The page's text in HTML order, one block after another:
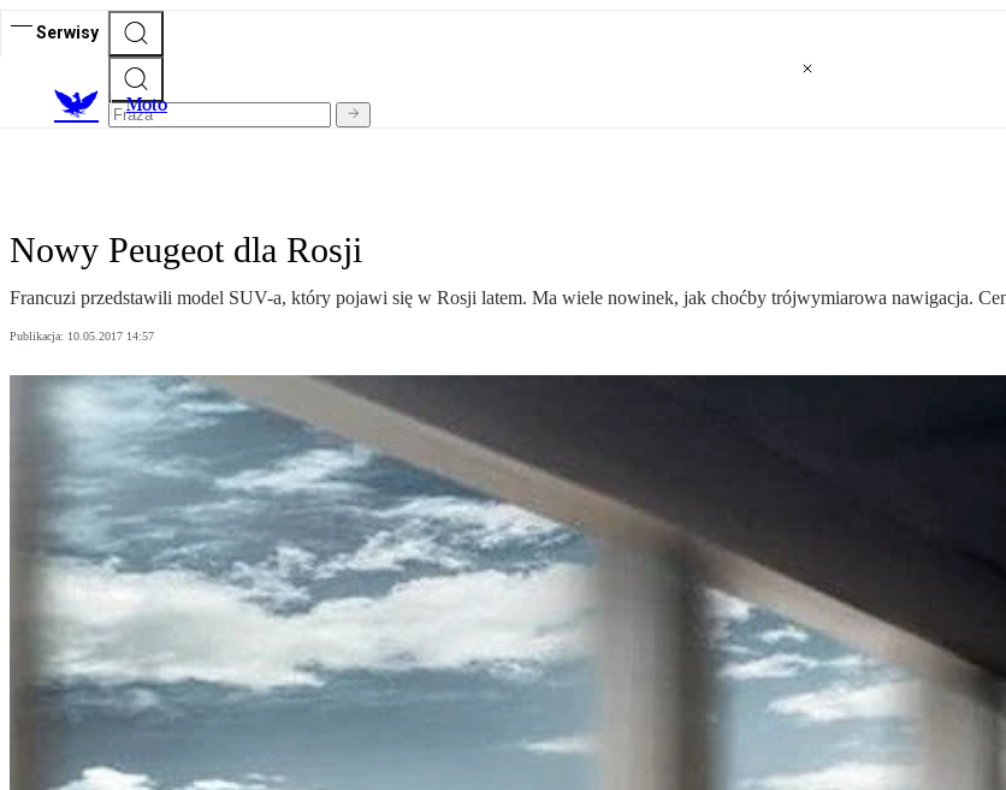
Serwisy
Moto
Nowy Peugeot dla Rosji
Francuzi przedstawili model SUV-a, który pojawi się w Rosji latem. Ma wiele nowinek, jak choćby trójwymiarowa nawigacja.
Publikacja: 10.05.2017 14:57